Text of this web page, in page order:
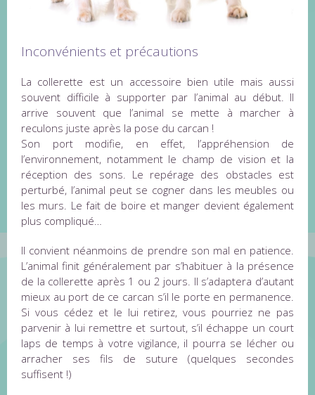
Inconvénients et précautions
La collerette est un accessoire bien utile mais aussi
souvent difficile à supporter par l’animal au début. Il
arrive souvent que l’animal se mette à marcher à
reculons juste après la pose du carcan !
Son port modifie, en effet, l’appréhension de
l’environnement, notamment le champ de vision et la
réception des sons. Le repérage des obstacles est
perturbé, l’animal peut se cogner dans les meubles ou
les murs. Le fait de boire et manger devient également
plus compliqué…
Il convient néanmoins de prendre son mal en patience.
L’animal finit généralement par s’habituer à la présence
de la collerette après 1 ou 2 jours. Il s’adaptera d’autant
mieux au port de ce carcan s’il le porte en permanence.
Si vous cédez et le lui retirez, vous pourriez ne pas
parvenir à lui remettre et surtout, s’il échappe un court
laps de temps à votre vigilance, il pourra se lécher ou
arracher ses fils de suture (quelques secondes
suffisent !)